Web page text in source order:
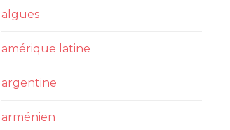
algues
amérique latine
argentine
arménien